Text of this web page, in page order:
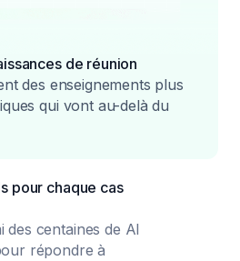
de réunion
des enseignements plus
qui vont au-delà du
pour chaque cas
des centaines de AI
répondre à